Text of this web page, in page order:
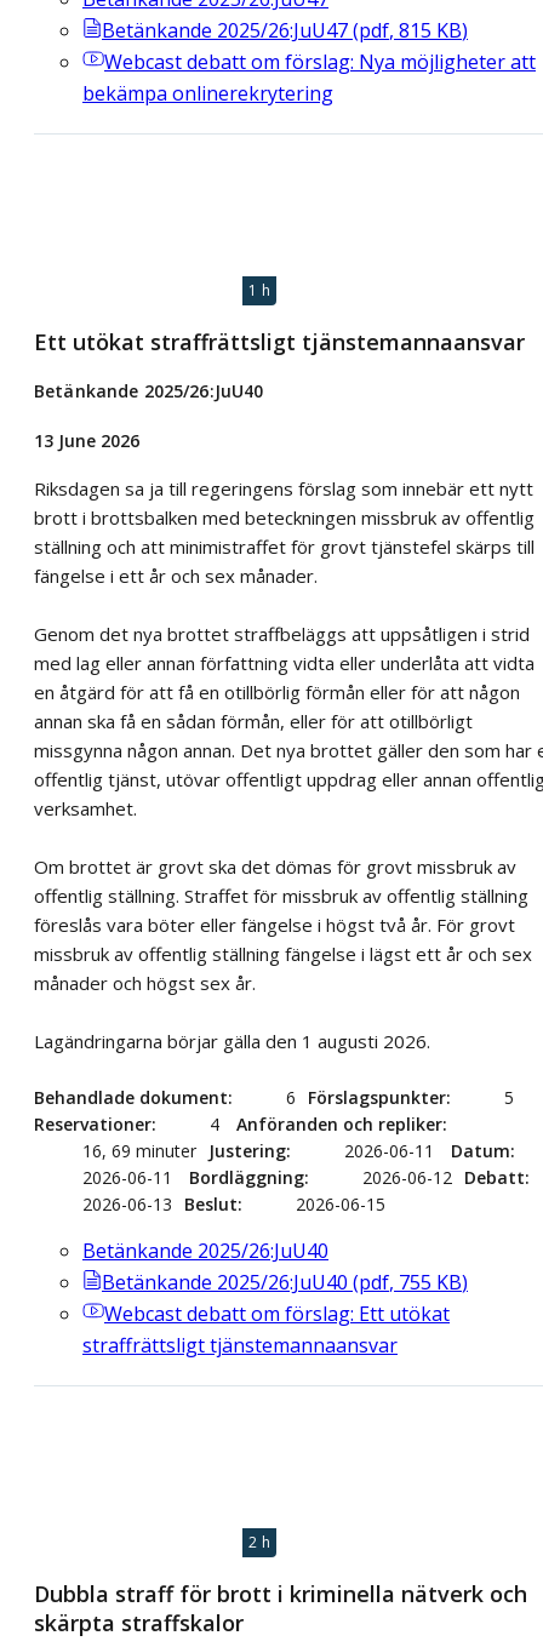
Betänkande 2025/26:JuU47(pdf, 815 KB)
Webcastdebatt om förslag: Nya möjligheter att
bekämpa onlinerekrytering
1 h
Ett utökat straffrättsligt tjänstemannaansvar
Betänkande 2025/26:JuU40
13 June 2026
Riksdagen sa ja till regeringens förslag som innebär ett nytt
brott i brottsbalken med beteckningen missbruk av offentlig
ställning och att minimistraffet för grovt tjänstefel skärps till
fängelse i ett år och sex månader.
Genom det nya brottet straffbeläggs att uppsåtligen i strid
med lag eller annan författning vidta eller underlåta att vidta
en åtgärd för att få en otillbörlig förmån eller för att någon
annan ska få en sådan förmån, eller för att otillbörligt
missgynna någon annan. Det nya brottet gäller den som har
offentlig tjänst, utövar offentligt uppdrag eller annan
verksamhet.
Om brottet är grovt ska det dömas för grovt missbruk av
offentlig ställning. Straffet för missbruk av offentlig ställning
föreslås vara böter eller fängelse i högst två år. För grovt
missbruk av offentlig ställning fängelse i lägst ett år och sex
månader och högst sex år.
Lagändringarna börjar gälla den 1 augusti 2026.
Behandlade dokument 6 Förslagspunkter
5
Reservationer
4
Anföranden och repliker
16, 69 minuter
Justering 2026-06-11
Datum
2026-06-11
Bordläggning 2026-06-12 Debatt
2026-06-13
Beslut 2026-06-15
Betänkande 2025/26:JuU40
Betänkande 2025/26:JuU40 (pdf, 755 KB)
Webcastdebatt om förslag: Ett utökat
straffrättsligt tjänstemannaansvar
2 h
Dubbla straff för brott i kriminella nätverk och
skärpta straffskalor